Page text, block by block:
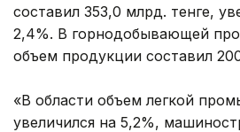
составил 353,0 млрд. тенге,
2,4%. В горнодобывающей
объем продукции составил
«В области объем легкой
увеличился на 5,2%,